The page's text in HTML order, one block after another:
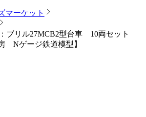
マーケット
ブリル27MCB2型台車 10両セット
Nゲージ鉄道模型】